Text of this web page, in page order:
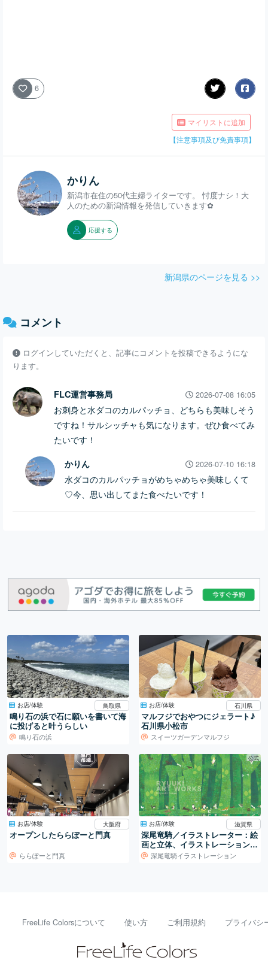
6
マイリストに追加
【注意事項及び免責事項】
かりん
新潟市在住の50代主婦ライターです。 忖度ナシ！大
人のための新潟情報を発信していきます✿
応援する
新潟県のページを見る >>
コメント
ログインしていただくと、記事にコメントを投稿できるようにな
ります。
FLC運営事務局 2026-07-08 16:05
お刺身と水ダコのカルパッチョ、どちらも美味しそう
ですね！サルシッチャも気になります。ぜひ食べてみ
たいです！
かりん 2026-07-10 16:18
水ダコのカルパッチョがめちゃめちゃ美味しくて
♡今、思い出してまた食べたいです！
お店/体験 鳥取県
鳴り石の浜で石に願いを書いて海
に投げると叶うらしい
鳴り石の浜
お店/体験 石川県
マルフジでおやつにジェラート♪
石川県小松市
スイーツガーデンマルフジ
お店/体験 大阪府
オープンしたららぽーと門真
ららぽーと門真
公式
お店/体験 滋賀県
深尾竜騎／イラストレーター：絵
画と立体、イラストレーションの
世界深尾竜騎イラストレーション
FreeLife Colorsについて 使い方 ご利用規約 プライバシ